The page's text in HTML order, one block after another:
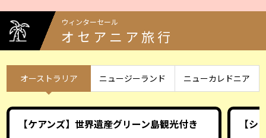
ウィンターセール
オセアニア旅行
オーストラリア ニュージーランド ニューカレドニア
【ケアンズ】世界遺産グリーン島観光付き 【シ